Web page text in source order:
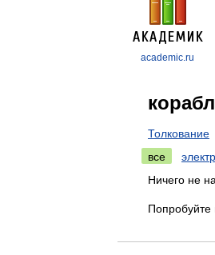
academic.ru
Толкование
все
Ничего не
Попробуйте